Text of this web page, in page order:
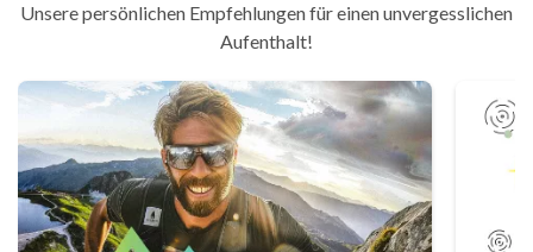
Unsere persönlichen Empfehlungen für einen unvergesslichen
Aufenthalt!